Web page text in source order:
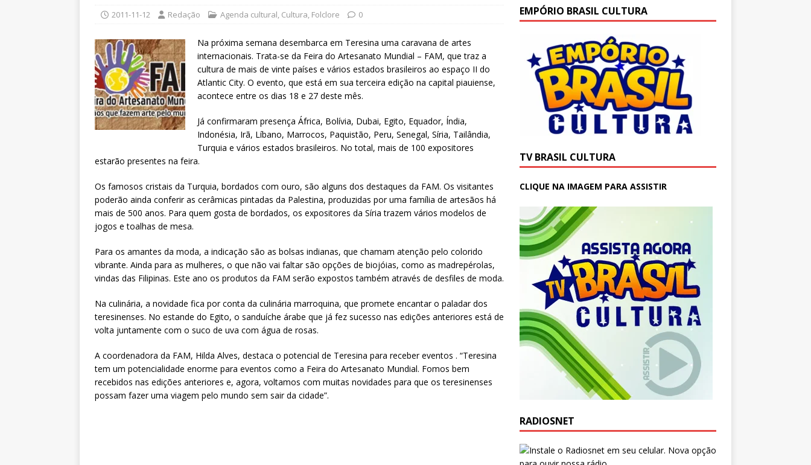
2011-11-12 Redação Agenda cultural, Cultura, Folclore 0
Na próxima semana desembarca em Teresina uma caravana de artes
internacionais. Trata-se da Feira do Artesanato Mundial – FAM, que traz a
cultura de mais de vinte países e vários estados brasileiros ao espaço II do
Atlantic City. O evento, que está em sua terceira edição na capital piauiense,
acontece entre os dias 18 e 27 deste mês.
Já confirmaram presença África, Bolívia, Dubai, Egito, Equador, Índia,
Indonésia, Irã, Líbano, Marrocos, Paquistão, Peru, Senegal, Síria, Tailândia,
Turquia e vários estados brasileiros. No total, mais de 100 expositores
estarão presentes na feira.
Os famosos cristais da Turquia, bordados com ouro, são alguns dos destaques da FAM. Os visitantes
poderão ainda conferir as cerâmicas pintadas da Palestina, produzidas por uma família de artesãos há
mais de 500 anos. Para quem gosta de bordados, os expositores da Síria trazem vários modelos de
jogos e toalhas de mesa.
Para os amantes da moda, a indicação são as bolsas indianas, que chamam atenção pelo colorido
vibrante. Ainda para as mulheres, o que não vai faltar são opções de biojóias, como as madrepérolas,
vindas das Filipinas. Este ano os produtos da FAM serão expostos também através de desfiles de moda.
Na culinária, a novidade fica por conta da culinária marroquina, que promete encantar o paladar dos
teresinenses. No estande do Egito, o sanduíche árabe que já fez sucesso nas edições anteriores está de
volta juntamente com o suco de uva com água de rosas.
A coordenadora da FAM, Hilda Alves, destaca o potencial de Teresina para receber eventos . “Teresina
tem um potencialidade enorme para eventos como a Feira do Artesanato Mundial. Fomos bem
recebidos nas edições anteriores e, agora, voltamos com muitas novidades para que os teresinenses
possam fazer uma viagem pelo mundo sem sair da cidade”.
EMPÓRIO BRASIL CULTURA
TV BRASIL CULTURA
CLIQUE NA IMAGEM PARA ASSISTIR
RADIOSNET